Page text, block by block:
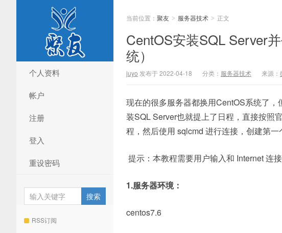
个人资料
帐户
注册
登入
重设密码
RSS订阅
当前位置： 聚友 > 服务器技术 > 正文
CentOS安装SQL Server
统）
juyo 发布于 2022-04-18 分类： 服务器技术 来源：
现在的很多服务器都换用CentOS系统了
装SQL Server也就提上了日程，直接按照
程，然后使用 sqlcmd 进行连接，创建第一
提示：本教程需要用户输入和 Internet 连接
1.服务器环境：
centos7.6